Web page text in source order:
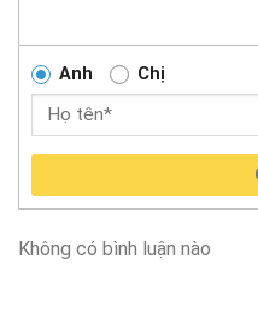
Anh Chị
Không có bình luận nào